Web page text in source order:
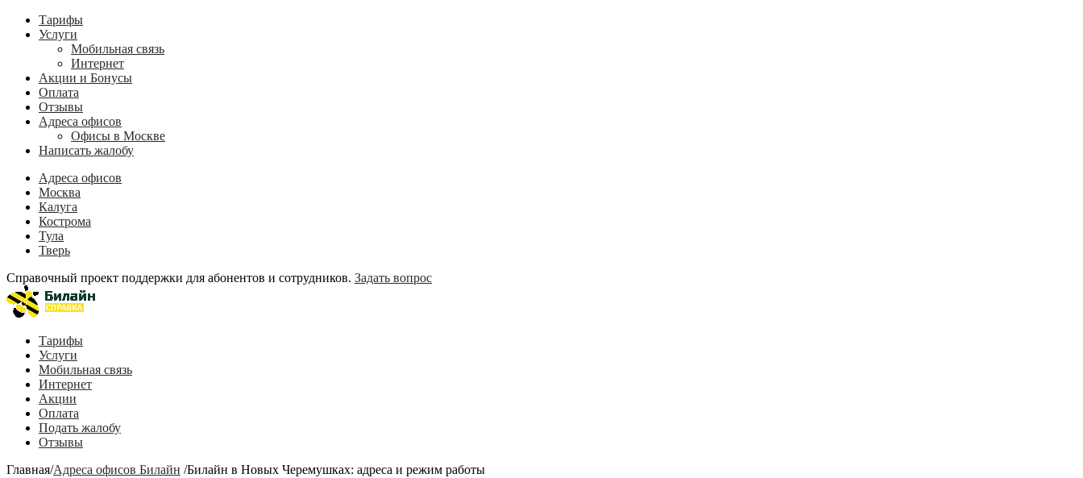
Тарифы
Услуги
Мобильная связь
Интернет
Акции и Бонусы
Оплата
Отзывы
Адреса офисов
Офисы в Москве
Написать жалобу
Адреса офисов
Москва
Калуга
Кострома
Тула
Тверь
Справочный проект поддержки для абонентов и сотрудников. Задать вопрос
Тарифы
Услуги
Мобильная связь
Интернет
Акции
Оплата
Подать жалобу
Отзывы
Главная/Адреса офисов Билайн /Билайн в Новых Черемушках: адреса и режим работы